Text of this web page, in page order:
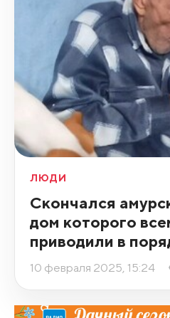
ЛЮДИ
Скончался
дом которого
приводили в
10 февраля 2025, 15:24